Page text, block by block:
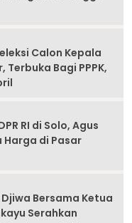
Calon Kepala
Terbuka Bagi PPPK,
RI di Solo, Agus
Harga di Pasar
Bersama Ketua
Serahkan